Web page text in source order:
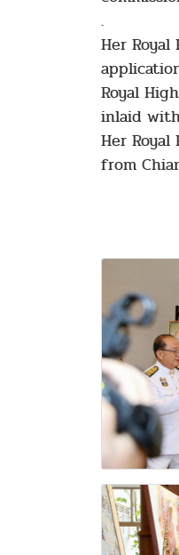
.
Her
Royal
inlaid
Her
from